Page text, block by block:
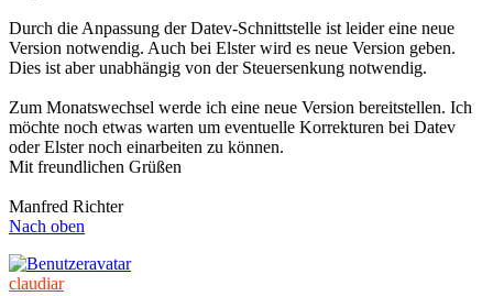
Durch die Anpassung der Datev-Schnittstelle ist leider eine neue
Version notwendig. Auch bei Elster wird es neue Version geben.
Dies ist aber unabhängig von der Steuersenkung notwendig.
Zum Monatswechsel werde ich eine neue Version bereitstellen. Ich
möchte noch etwas warten um eventuelle Korrekturen bei Datev
oder Elster noch einarbeiten zu können.
Mit freundlichen Grüßen
Manfred Richter
Nach oben
claudiar